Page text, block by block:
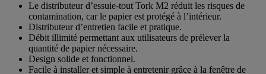
étoiles.
Le distributeur d’essuie-tout Tork M2 réduit les risques de
contamination, car le papier est protégé à l’intérieur.
Distributeur d’entretien facile et pratique.
Débit illimité permettant aux utilisateurs de prélever la
quantité de papier nécessaire.
Design solide et fonctionnel.
Facile à installer et simple à entretenir grâce à la fenêtre de